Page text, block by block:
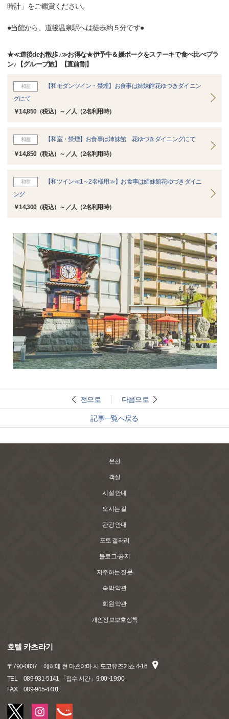
時計」をご鑑賞ください。
●当館から、道後温泉駅へは徒歩約５分です●
★≪道後deお散歩♪≫お得な★伊予牛＆媛ポークをステーキで食べ比べプラ
ン♪【グループ旅】【直前割】
和室
【和モダンツイン・禁煙】お食事は姉妹館花ゆづきダイニン
グにて
￥14,850（税込）～／人（2名利用時）
和室 【和室・禁煙】お食事は姉妹館 花ゆづきダイニングにて
￥14,850（税込）～／人（2名利用時）
和室
【和ツイン≪1～2名様用≫】お食事は姉妹館花ゆづきダイニ
ング
￥14,300（税込）～／人（2名利用時）
전으로 다음으로
記事一覧へ戻る
온천
객실
시설 안내
오시는 길
관광 안내
포토 갤러리
블로그·공지
자주하는 질문
숙박 약관
회원 약관
개인정보보호정책
호텔 카츠라기
〒790-0837
에히메 현 마츠야마 시 도고유즈키쵸 4-16
TEL
089-931-5141 「접수 시간」9:00~19:00
FAX
089-945-4401